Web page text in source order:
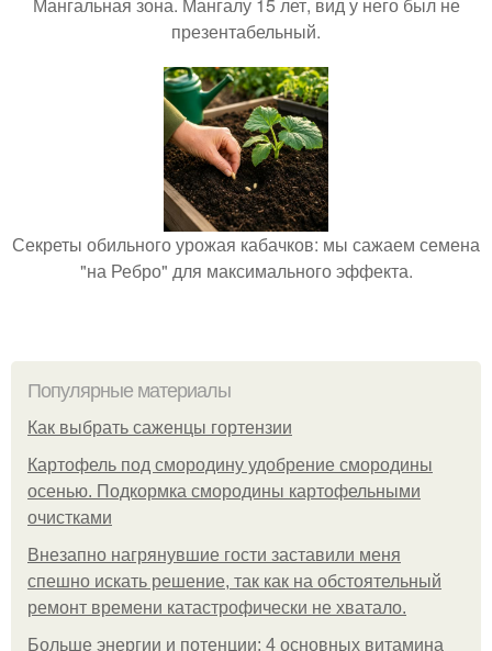
Мангальная зона. Мангалу 15 лет, вид у него был не
презентабельный.
Секреты обильного урожая кабачков: мы сажаем семена
"на Ребро" для максимального эффекта.
Популярные материалы
Как выбрать саженцы гортензии
Картофель под смородину удобрение смородины
осенью. Подкормка смородины картофельными
очистками
Внезапно нагрянувшие гости заставили меня
спешно искать решение, так как на обстоятельный
ремонт времени катастрофически не хватало.
Больше энергии и потенции: 4 основных витамина